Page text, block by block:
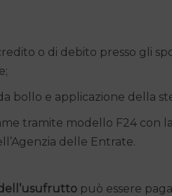
o di debito presso gli
bollo e applicazione della
tramite modello F24 con
delle Entrate.
può essere